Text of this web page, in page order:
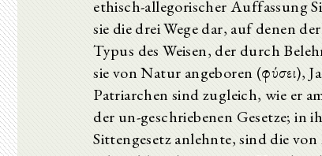
ethisch-allegorischer Auffassung
sie die drei Wege dar, auf denen
Typus des Weisen, der durch
sie von Natur angeboren (φύσει),
Patriarchen sind zugleich, wie er
der un-geschriebenen Gesetze;
Sittengesetz anlehnte, sind die von